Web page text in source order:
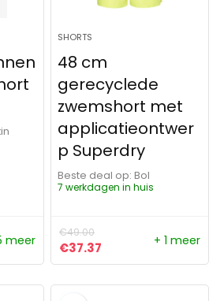
was: €74.99.
is: €49.10.
meer
SHORTS
48 cm
gerecyclede
zwemshort met
applicatieontwer
p Superdry
Beste deal op:
Bol
7 werkdagen in huis
€49.00
Oorspronkelijke prijs
€37.37 Huidige prijs is:
+ 1 meer